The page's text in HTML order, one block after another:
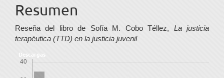
artículo
Resumen
Reseña del libro de Sofía M. Cobo Téllez, La justicia
terapéutica (TTD) en la justicia juvenil
Descargas